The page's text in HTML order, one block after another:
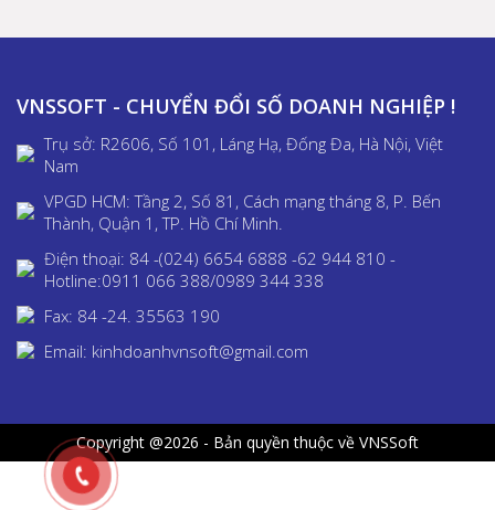
VNSSOFT - CHUYỂN ĐỔI SỐ DOANH NGHIỆP !
Trụ sở: R2606, Số 101, Láng Hạ, Đống Đa, Hà Nội, Việt
Nam
VPGD HCM: Tầng 2, Số 81, Cách mạng tháng 8, P. Bến
Thành, Quận 1, TP. Hồ Chí Minh.
Điện thoại: 84 -(024) 6654 6888 -62 944 810 -
Hotline:0911 066 388/0989 344 338
Fax: 84 -24. 35563 190
Email: kinhdoanhvnsoft@gmail.com
Copyright @2026 - Bản quyền thuộc về VNSSoft